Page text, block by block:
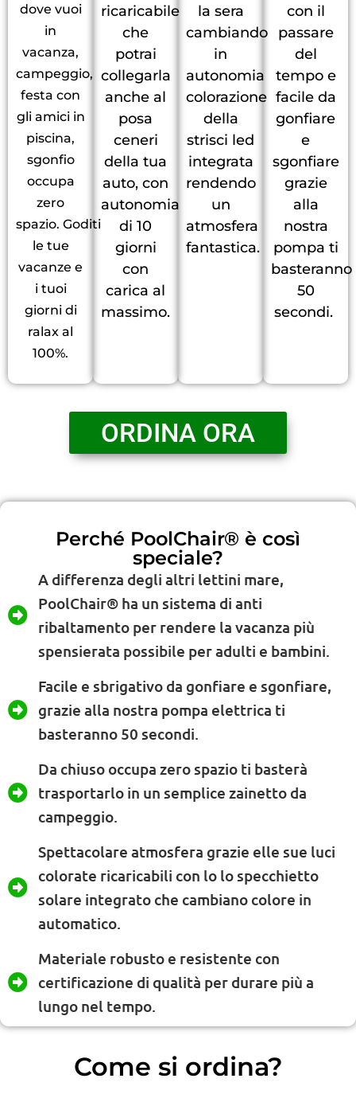
dove vuoi
in
vacanza,
campeggio,
festa con
gli amici in
piscina,
sgonfio
occupa
zero
spazio. Goditi
le tue
vacanze e
i tuoi
giorni di
ralax al
100%.
ricaricabile
che
potrai
collegarla
anche al
posa
ceneri
della tua
auto, con
autonomia
di 10
giorni
con
carica al
massimo.
la sera
cambiando
in
autonomia
colorazione
della
strisci led
integrata
rendendo
un
atmosfera
fantastica.
con il
passare
del
tempo e
facile da
gonfiare
e
sgonfiare
grazie
alla
nostra
pompa ti
basteranno
50
secondi.
ORDINA ORA
Perché PoolChair® è così
speciale?
A differenza degli altri lettini mare,
PoolChair® ha un sistema di anti
ribaltamento per rendere la vacanza più
spensierata possibile per adulti e bambini.
Facile e sbrigativo da gonfiare e sgonfiare,
grazie alla nostra pompa elettrica ti
basteranno 50 secondi.
Da chiuso occupa zero spazio ti basterà
trasportarlo in un semplice zainetto da
campeggio.
Spettacolare atmosfera grazie elle sue luci
colorate ricaricabili con lo lo specchietto
solare integrato che cambiano colore in
automatico.
Materiale robusto e resistente con
certificazione di qualità per durare più a
lungo nel tempo.
Come si ordina?